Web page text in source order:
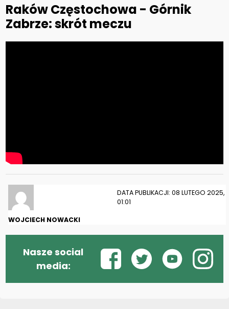
Raków Częstochowa - Górnik
Zabrze: skrót meczu
DATA PUBLIKACJI: 08 LUTEGO 2025,
01:01
WOJCIECH NOWACKI
Nasze social
media: